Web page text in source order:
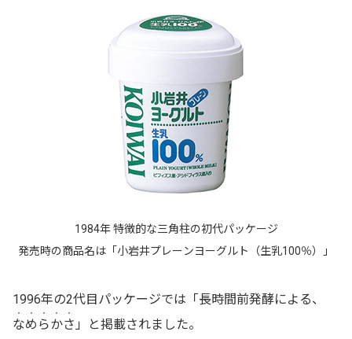
1984年 特徴的な三角柱の初代パッケージ
発売時の商品名は「小岩井プレーンヨーグルト（生乳100％）」
1996年の2代目パッケージでは「長時間前発酵による、
なめらかさ
・・・・・
」と掲載されました。